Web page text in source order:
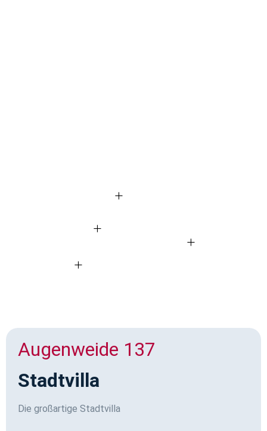
Augenweide 137
Stadtvilla
Die großartige Stadtvilla